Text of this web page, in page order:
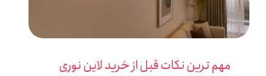
مهم ترین نکات قبل از خرید لاین نوری